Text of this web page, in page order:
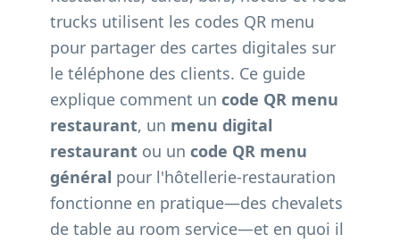
trucks utilisent les codes QR menu
pour partager des cartes digitales sur
le téléphone des clients. Ce guide
explique comment un code QR menu
restaurant, un menu digital
restaurant ou un code QR menu
général pour l'hôtellerie-restauration
fonctionne en pratique—des chevalets
de table au room service—et en quoi il